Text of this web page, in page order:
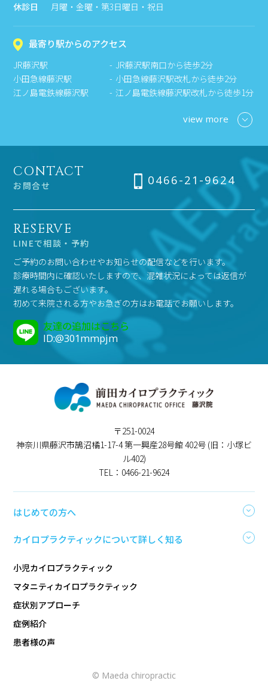
休診日 月曜・金曜・第3日曜日・祝日
最寄り駅からのアクセス
JR藤沢駅
JR藤沢駅南口から徒歩2分
小田急線藤沢駅
小田急線藤沢駅改札から徒歩2分
江ノ島電鉄線藤沢駅
江ノ島電鉄線藤沢駅改札から徒歩1分
view more
CONTACT
お問合せ 0466-21-9624
RESERVE
LINEで相談・予約
ご予約のお問い合わせやお知らせの配信などを行います。
診療時間内に確認いたしますので、混雑状況によっては返信が
遅れる場合もございます。
初めて来院される方やお急ぎの方はお電話でお願いします。
友達の追加はこちら
ID:@301mmpjm
〒251-0024
神奈川県藤沢市鵠沼橘1-17-4 第一興産28号館 402号 (旧：小塚ビ
ル402)
TEL：0466-21-9624
はじめての方へ
カイロプラクティックについて詳しく知る
小児カイロプラクティック
マタニティカイロプラクティック
症状別アプローチ
症例紹介
患者様の声
© Maeda chiropractic